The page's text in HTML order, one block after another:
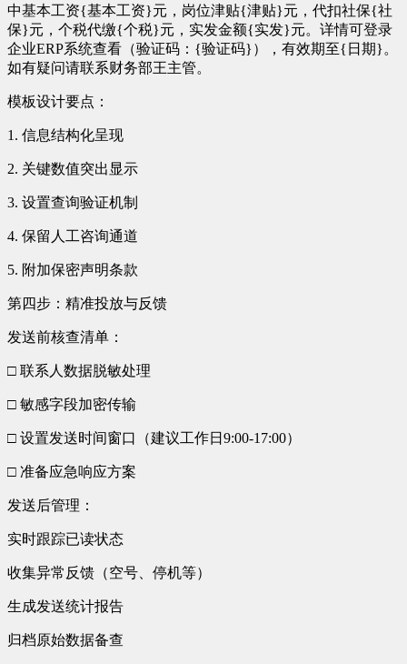
中基本工资{基本工资}元，岗位津贴{津贴}元，代扣社保{社
保}元，个税代缴{个税}元，实发金额{实发}元。详情可登录
企业ERP系统查看（验证码：{验证码}），有效期至{日期}。
如有疑问请联系财务部王主管。
模板设计要点：
1. 信息结构化呈现
2. 关键数值突出显示
3. 设置查询验证机制
4. 保留人工咨询通道
5. 附加保密声明条款
第四步：精准投放与反馈
发送前核查清单：
□ 联系人数据脱敏处理
□ 敏感字段加密传输
□ 设置发送时间窗口（建议工作日9:00-17:00）
□ 准备应急响应方案
发送后管理：
实时跟踪已读状态
收集异常反馈（空号、停机等）
生成发送统计报告
归档原始数据备查